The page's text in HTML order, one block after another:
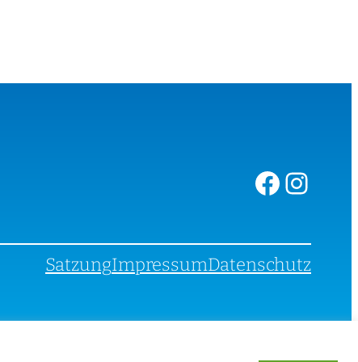
Facebook Instagram
SatzungImpressumDatenschutz